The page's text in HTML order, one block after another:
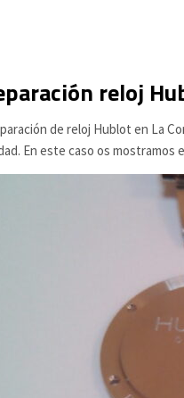
reloj
de reloj Hublot en La
En este caso os